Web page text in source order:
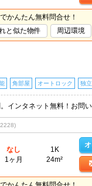
かんたん無料問合せ！
と似た物件 周辺環境
角部屋 オートロック 独
なし
1ヶ月
1K
24m²